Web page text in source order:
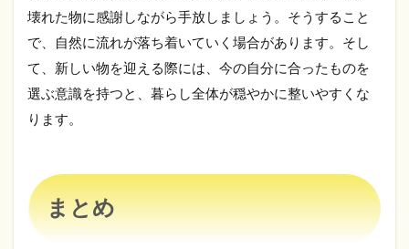
壊れた物に感謝しながら手放しましょう。そうすること
で、自然に流れが落ち着いていく場合があります。そし
て、新しい物を迎える際には、今の自分に合ったものを
選ぶ意識を持つと、暮らし全体が穏やかに整いやすくな
ります。
まとめ